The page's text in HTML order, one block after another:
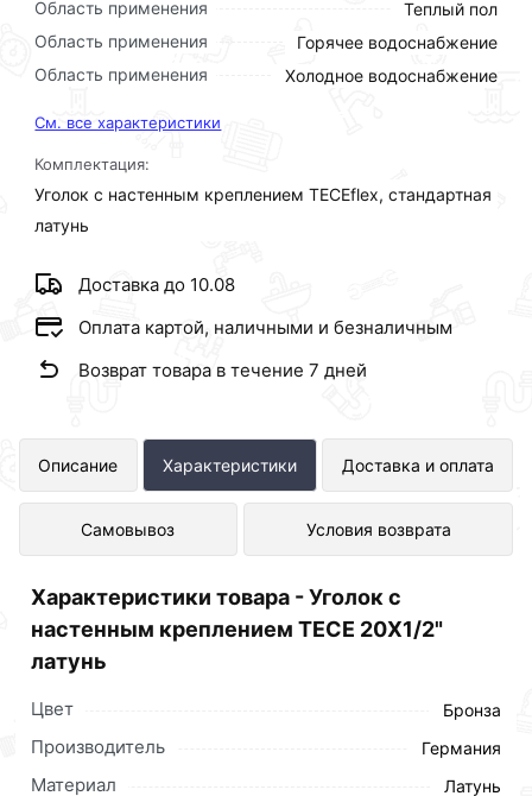
Область применения
Теплый пол
Область применения
Горячее водоснабжение
Область применения
Холодное водоснабжение
См. все характеристики
Комплектация:
Уголок с настенным креплением TECEflex, стандартная
латунь
Доставка до 10.08
Оплата картой, наличными и безналичным
Возврат товара в течение 7 дней
Описание Характеристики Доставка и оплата
Самовывоз Условия возврата
Уголок с настенным креплением
TECE 20X1/2" латунь представлен в
интернет-магазине Сантехника по
Характеристики товара - Уголок с
настенным креплением TECE 20X1/2"
латунь
Цвет Бронза
Производитель Германия
Материал Латунь